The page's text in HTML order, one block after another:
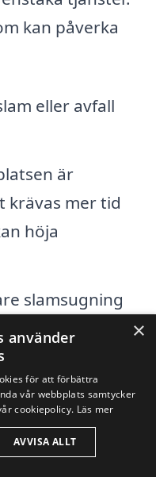
kan påverka
eller avfall
är
krävas mer tid
höja
slamsugning
mer
priset.
tjänster kan
lägre pris per
×
använder
för att förbättra
vår webbplats samtycker
cookiepolicy. Läs mer
AVVISA ALLT